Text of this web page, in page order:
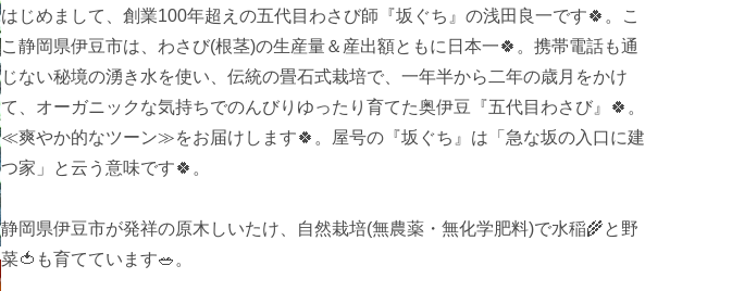
はじめまして、創業100年超えの五代目わさび師『坂ぐち』の浅田良一です🍀。こ
こ静岡県伊豆市は、わさび(根茎)の生産量＆産出額ともに日本一🍀。携帯電話も通
じない秘境の湧き水を使い、伝統の畳石式栽培で、一年半から二年の歳月をかけ
て、オーガニックな気持ちでのんびりゆったり育てた奥伊豆『五代目わさび』🍀。
≪爽やか的なツーン≫をお届けします🍀。屋号の『坂ぐち』は「急な坂の入口に建
つ家」と云う意味です🍀。
静岡県伊豆市が発祥の原木しいたけ、自然栽培(無農薬・無化学肥料)で水稲🌾と野
菜🍅も育てています🥗。